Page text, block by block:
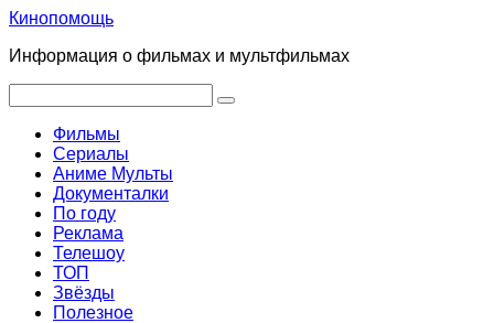
Перейти
контенту
Кинопомощь
Информация о фильмах и мультфильмах
Фильмы
Сериалы
Аниме Мульты
Документалки
По году
Реклама
Телешоу
ТОП
Звёзды
Полезное